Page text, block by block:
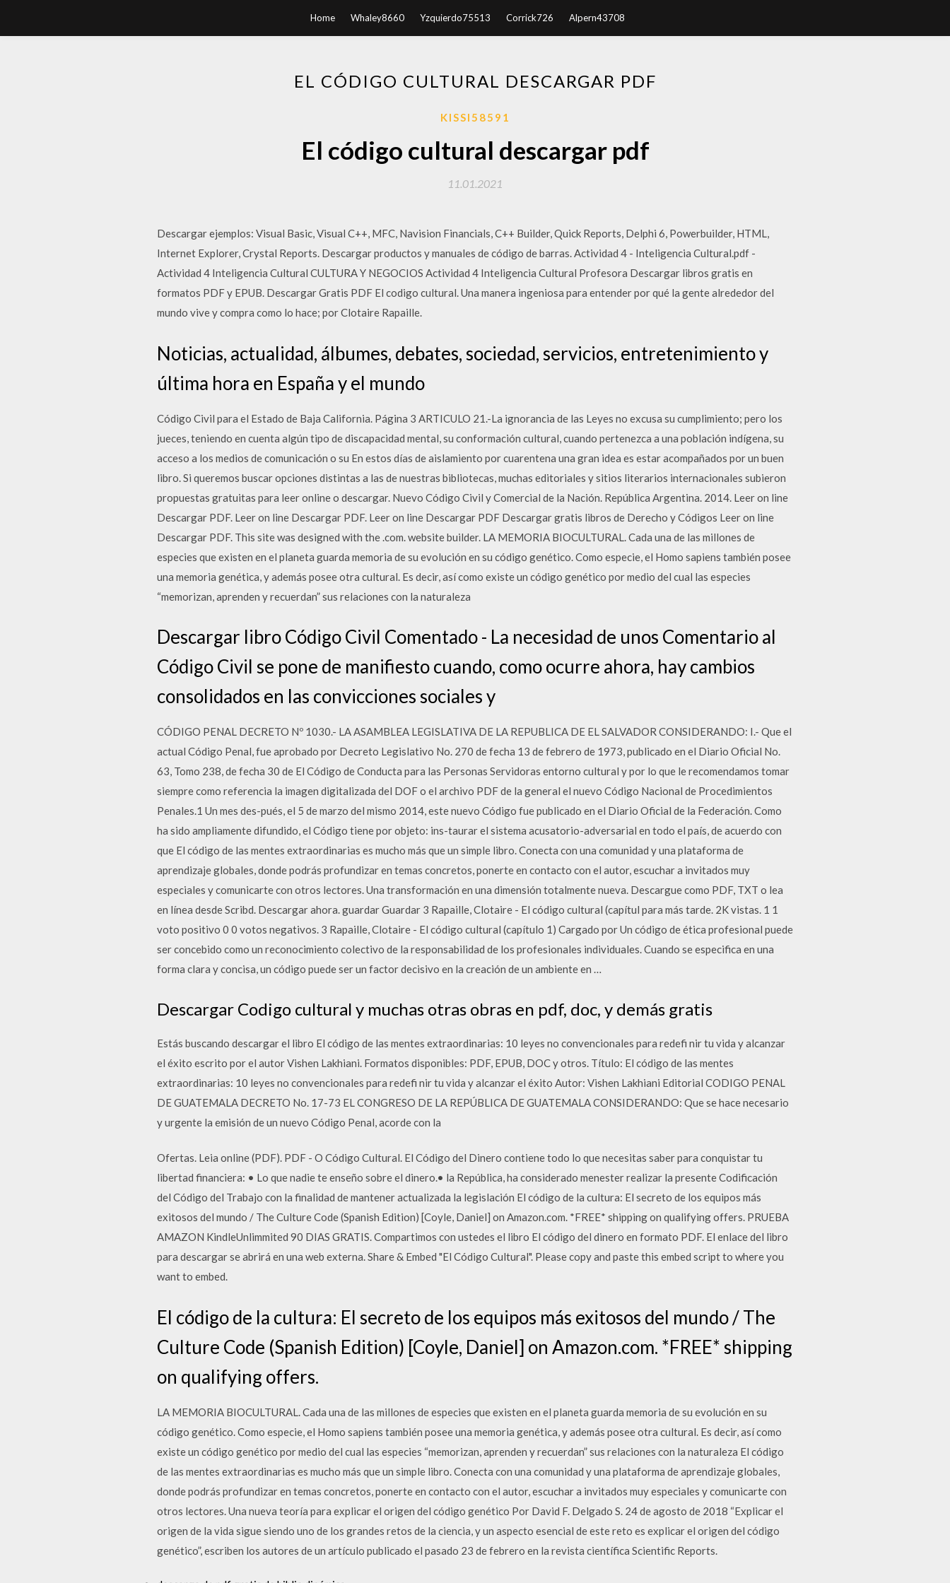
Home Whaley8660 Yzquierdo75513 Corrick726 Alpern43708
EL CÓDIGO CULTURAL DESCARGAR PDF
KISSI58591
El código cultural descargar pdf
11.01.2021
Descargar ejemplos: Visual Basic, Visual C++, MFC, Navision Financials, C++ Builder, Quick Reports, Delphi 6, Powerbuilder, HTML,
Internet Explorer, Crystal Reports. Descargar productos y manuales de código de barras. Actividad 4 - Inteligencia Cultural.pdf -
Actividad 4 Inteligencia Cultural CULTURA Y NEGOCIOS Actividad 4 Inteligencia Cultural Profesora Descargar libros gratis en
formatos PDF y EPUB. Descargar Gratis PDF El codigo cultural. Una manera ingeniosa para entender por qué la gente alrededor del
mundo vive y compra como lo hace; por Clotaire Rapaille.
Noticias, actualidad, álbumes, debates, sociedad, servicios, entretenimiento y
última hora en España y el mundo
Código Civil para el Estado de Baja California. Página 3 ARTICULO 21.-La ignorancia de las Leyes no excusa su cumplimiento; pero los
jueces, teniendo en cuenta algún tipo de discapacidad mental, su conformación cultural, cuando pertenezca a una población indígena, su
acceso a los medios de comunicación o su En estos días de aislamiento por cuarentena una gran idea es estar acompañados por un buen
libro. Si queremos buscar opciones distintas a las de nuestras bibliotecas, muchas editoriales y sitios literarios internacionales subieron
propuestas gratuitas para leer online o descargar. Nuevo Código Civil y Comercial de la Nación. República Argentina. 2014. Leer on line
Descargar PDF. Leer on line Descargar PDF. Leer on line Descargar PDF Descargar gratis libros de Derecho y Códigos Leer on line
Descargar PDF. This site was designed with the .com. website builder. LA MEMORIA BIOCULTURAL. Cada una de las millones de
especies que existen en el planeta guarda memoria de su evolución en su código genético. Como especie, el Homo sapiens también posee
una memoria genética, y además posee otra cultural. Es decir, así como existe un código genético por medio del cual las especies
“memorizan, aprenden y recuerdan” sus relaciones con la naturaleza
Descargar libro Código Civil Comentado - La necesidad de unos Comentario al
Código Civil se pone de manifiesto cuando, como ocurre ahora, hay cambios
consolidados en las convicciones sociales y
CÓDIGO PENAL DECRETO Nº 1030.- LA ASAMBLEA LEGISLATIVA DE LA REPUBLICA DE EL SALVADOR CONSIDERANDO: I.- Que el
actual Código Penal, fue aprobado por Decreto Legislativo No. 270 de fecha 13 de febrero de 1973, publicado en el Diario Oficial No.
63, Tomo 238, de fecha 30 de El Código de Conducta para las Personas Servidoras entorno cultural y por lo que le recomendamos tomar
siempre como referencia la imagen digitalizada del DOF o el archivo PDF de la general el nuevo Código Nacional de Procedimientos
Penales.1 Un mes des-pués, el 5 de marzo del mismo 2014, este nuevo Código fue publicado en el Diario Oficial de la Federación. Como
ha sido ampliamente difundido, el Código tiene por objeto: ins-taurar el sistema acusatorio-adversarial en todo el país, de acuerdo con
que El código de las mentes extraordinarias es mucho más que un simple libro. Conecta con una comunidad y una plataforma de
aprendizaje globales, donde podrás profundizar en temas concretos, ponerte en contacto con el autor, escuchar a invitados muy
especiales y comunicarte con otros lectores. Una transformación en una dimensión totalmente nueva. Descargue como PDF, TXT o lea
en línea desde Scribd. Descargar ahora. guardar Guardar 3 Rapaille, Clotaire - El código cultural (capítul para más tarde. 2K vistas. 1 1
voto positivo 0 0 votos negativos. 3 Rapaille, Clotaire - El código cultural (capítulo 1) Cargado por Un código de ética profesional puede
ser concebido como un reconocimiento colectivo de la responsabilidad de los profesionales individuales. Cuando se especifica en una
forma clara y concisa, un código puede ser un factor decisivo en la creación de un ambiente en …
Descargar Codigo cultural y muchas otras obras en pdf, doc, y demás gratis
Estás buscando descargar el libro El código de las mentes extraordinarias: 10 leyes no convencionales para redefi nir tu vida y alcanzar
el éxito escrito por el autor Vishen Lakhiani. Formatos disponibles: PDF, EPUB, DOC y otros. Título: El código de las mentes
extraordinarias: 10 leyes no convencionales para redefi nir tu vida y alcanzar el éxito Autor: Vishen Lakhiani Editorial CODIGO PENAL
DE GUATEMALA DECRETO No. 17-73 EL CONGRESO DE LA REPÚBLICA DE GUATEMALA CONSIDERANDO: Que se hace necesario
y urgente la emisión de un nuevo Código Penal, acorde con la
Ofertas. Leia online (PDF). PDF - O Código Cultural. El Código del Dinero contiene todo lo que necesitas saber para conquistar tu
libertad financiera: • Lo que nadie te enseño sobre el dinero.• la República, ha considerado menester realizar la presente Codificación
del Código del Trabajo con la finalidad de mantener actualizada la legislación El código de la cultura: El secreto de los equipos más
exitosos del mundo / The Culture Code (Spanish Edition) [Coyle, Daniel] on Amazon.com. *FREE* shipping on qualifying offers. PRUEBA
AMAZON KindleUnlimmited 90 DIAS GRATIS. Compartimos con ustedes el libro El código del dinero en formato PDF. El enlace del libro
para descargar se abrirá en una web externa. Share & Embed "El Código Cultural". Please copy and paste this embed script to where you
want to embed.
El código de la cultura: El secreto de los equipos más exitosos del mundo / The
Culture Code (Spanish Edition) [Coyle, Daniel] on Amazon.com. *FREE* shipping
on qualifying offers.
LA MEMORIA BIOCULTURAL. Cada una de las millones de especies que existen en el planeta guarda memoria de su evolución en su
código genético. Como especie, el Homo sapiens también posee una memoria genética, y además posee otra cultural. Es decir, así como
existe un código genético por medio del cual las especies “memorizan, aprenden y recuerdan” sus relaciones con la naturaleza El código
de las mentes extraordinarias es mucho más que un simple libro. Conecta con una comunidad y una plataforma de aprendizaje globales,
donde podrás profundizar en temas concretos, ponerte en contacto con el autor, escuchar a invitados muy especiales y comunicarte con
otros lectores. Una nueva teoría para explicar el origen del código genético Por David F. Delgado S. 24 de agosto de 2018 “Explicar el
origen de la vida sigue siendo uno de los grandes retos de la ciencia, y un aspecto esencial de este reto es explicar el origen del código
genético”, escriben los autores de un artículo publicado el pasado 23 de febrero en la revista científica Scientific Reports.